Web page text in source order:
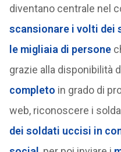
diventano centrale nel
scansionare i volti dei
le migliaia di persone
grazie alla disponibilità
completo in grado di
web, riconoscere i
dei soldati uccisi in